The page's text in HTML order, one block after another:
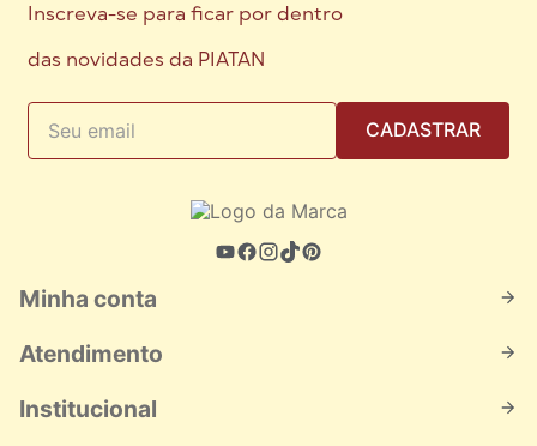
Inscreva-se para ficar por dentro
das novidades da PIATAN
CADASTRAR
Minha conta
Atendimento
Institucional